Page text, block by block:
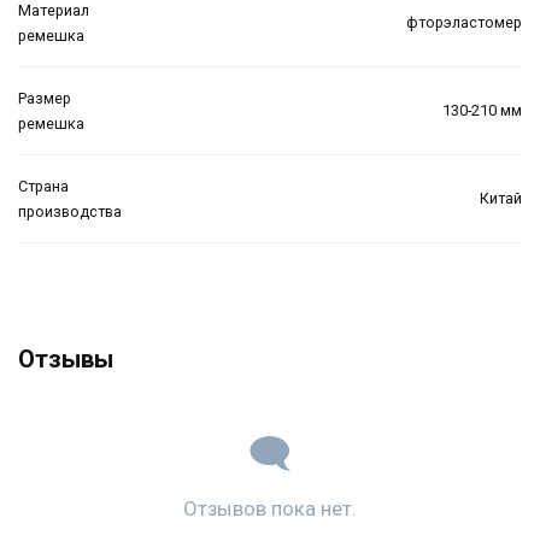
Материал
ремешка
фторэластомер
Размер
ремешка
130-210 мм
Страна
производства
Китай
Отзывы
Отзывов пока нет.